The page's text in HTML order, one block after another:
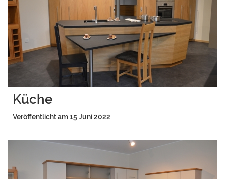
Küche
Veröffentlicht am 15 Juni 2022